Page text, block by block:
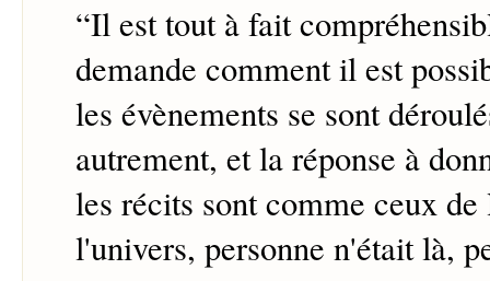
“Il est tout à fait
demande comment il est
les évènements se sont
autrement, et la réponse à
les récits sont comme ceux
l'univers, personne n'était là,